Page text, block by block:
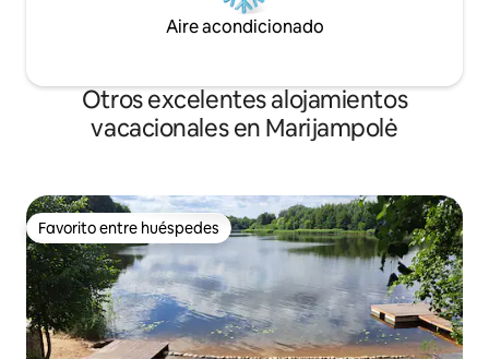
Aire acondicionado
Otros excelentes alojamientos
vacacionales en Marijampolė
Favorito entre huéspedes
Favorito entre huéspedes